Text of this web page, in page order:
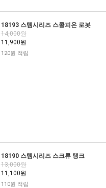
18193 스템시리즈 스콜피온 로봇
14,000원
11,900원
120원 적립
18190 스템시리즈 스크류 탱크
13,000원
11,100원
110원 적립